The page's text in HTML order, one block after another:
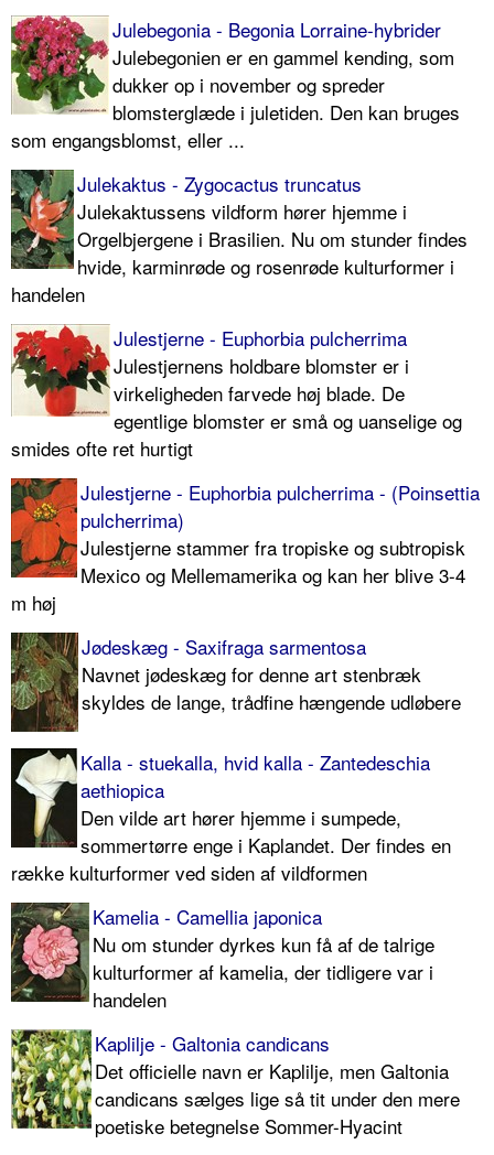
Julebegonia - Begonia Lorraine-hybrider
Julebegonien er en gammel kending, som
dukker op i november og spreder
blomsterglæde i juletiden. Den kan bruges
som engangsblomst, eller ...
Julekaktus - Zygocactus truncatus
Julekaktussens vildform hører hjemme i
Orgelbjergene i Brasilien. Nu om stunder findes
hvide, karminrøde og rosenrøde kulturformer i
handelen
Julestjerne - Euphorbia pulcherrima
Julestjernens holdbare blomster er i
virkeligheden farvede høj blade. De
egentlige blomster er små og uanselige og
smides ofte ret hurtigt
Julestjerne - Euphorbia pulcherrima - (Poinsettia
pulcherrima)
Julestjerne stammer fra tropiske og subtropisk
Mexico og Mellemamerika og kan her blive 3-4
m høj
Jødeskæg - Saxifraga sarmentosa
Navnet jødeskæg for denne art stenbræk
skyldes de lange, trådfine hængende udløbere
Kalla - stuekalla, hvid kalla - Zantedeschia
aethiopica
Den vilde art hører hjemme i sumpede,
sommertørre enge i Kaplandet. Der findes en
række kulturformer ved siden af vildformen
Kamelia - Camellia japonica
Nu om stunder dyrkes kun få af de talrige
kulturformer af kamelia, der tidligere var i
handelen
Kaplilje - Galtonia candicans
Det officielle navn er Kaplilje, men Galtonia
candicans sælges lige så tit under den mere
poetiske betegnelse Sommer-Hyacint